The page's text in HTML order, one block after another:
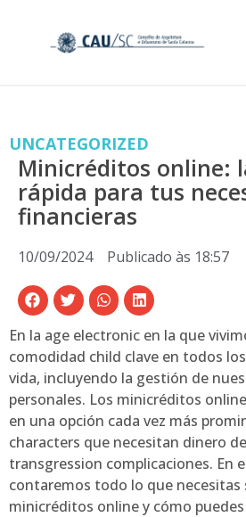
UNCATEGORIZED
Minicréditos online:
rápida para tus
financieras
10/09/2024 Publicado às 18:57
En la age electronic en la que
comodidad child clave en todos
vida, incluyendo la gestión de
personales. Los minicréditos
en una opción cada vez más
characters que necesitan dinero
transgression complicaciones. En
contaremos todo lo que necesitas
minicréditos online y cómo